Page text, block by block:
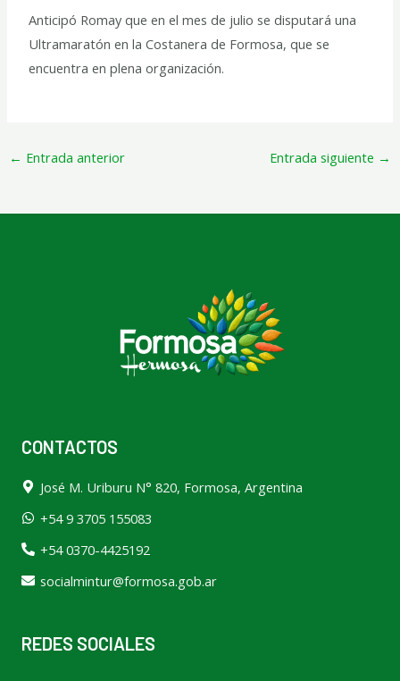
Anticipó Romay que en el mes de julio se disputará una
Ultramaratón en la Costanera de Formosa, que se
encuentra en plena organización.
← Entrada anterior Entrada siguiente →
CONTACTOS
José M. Uriburu N° 820, Formosa, Argentina
+54 9 3705 155083
+54 0370-4425192
socialmintur@formosa.gob.ar
REDES SOCIALES